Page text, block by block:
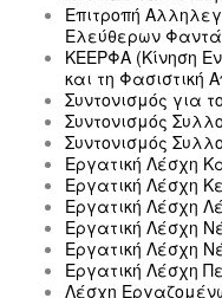
Επιτροπή
Ελεύθερων
ΚΕΕΡΦΑ (Κίνηση
και τη Φασιστική
Συντονισμός για
Συντονισμός
Συντονισμός
Εργατική Λέσχη
Εργατική Λέσχη
Εργατική Λέσχη
Εργατική Λέσχη
Εργατική Λέσχη
Εργατική Λέσχη
Λέσχη